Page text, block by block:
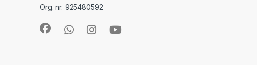
Org. nr. 925480592